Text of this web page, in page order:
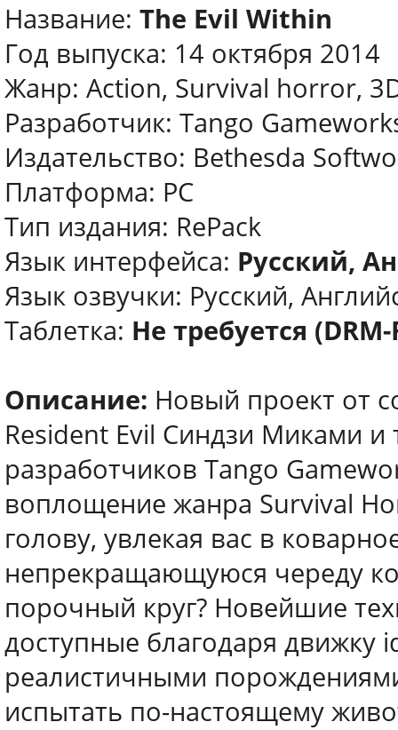
Название: The Evil Within
Год выпуска: 14 октября 2014
Жанр: Action, Survival horror,
Разработчик: Tango
Издательство: Bethesda
Платформа: PC
Тип издания: RePack
Язык интерфейса: Русский,
Язык озвучки: Русский,
Таблетка: Не требуется
Описание: Новый проект от
Resident Evil Синдзи Миками
разработчиков Tango
воплощение жанра Survival
голову, увлекая вас в
непрекращающуюся череду
порочный круг? Новейшие
доступные благодаря движку
реалистичными
испытать по-настоящему